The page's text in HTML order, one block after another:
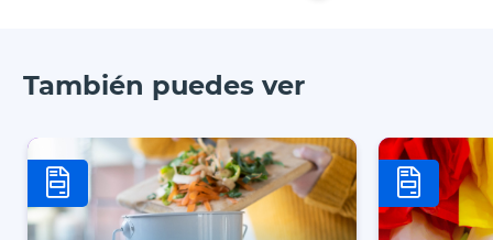
También puedes ver